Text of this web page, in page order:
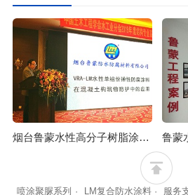
烟台鲁蒙水性高分子树脂涂料可应用工业水箱防腐
喷涂聚脲系列 · LM复合防水涂料 · 服务